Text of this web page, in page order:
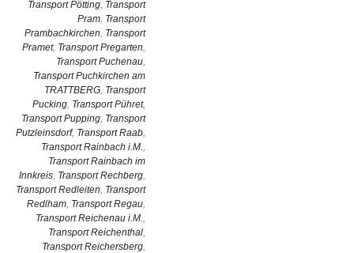
Transport Pötting, Transport
Pram, Transport
Prambachkirchen, Transport
Pramet, Transport Pregarten,
Transport Puchenau,
Transport Puchkirchen am
TRATTBERG, Transport
Pucking, Transport Pühret,
Transport Pupping, Transport
Putzleinsdorf, Transport Raab,
Transport Rainbach i.M.,
Transport Rainbach im
Innkreis, Transport Rechberg,
Transport Redleiten, Transport
Redlham, Transport Regau,
Transport Reichenau i.M.,
Transport Reichenthal,
Transport Reichersberg,